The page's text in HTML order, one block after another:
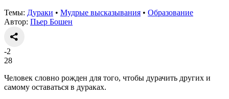
Темы: Дураки • Мудрые высказывания • Образование
Автор: Пьер Бошен
-2
28
Человек словно рожден для того, чтобы дурачить других и
самому оставаться в дураках.